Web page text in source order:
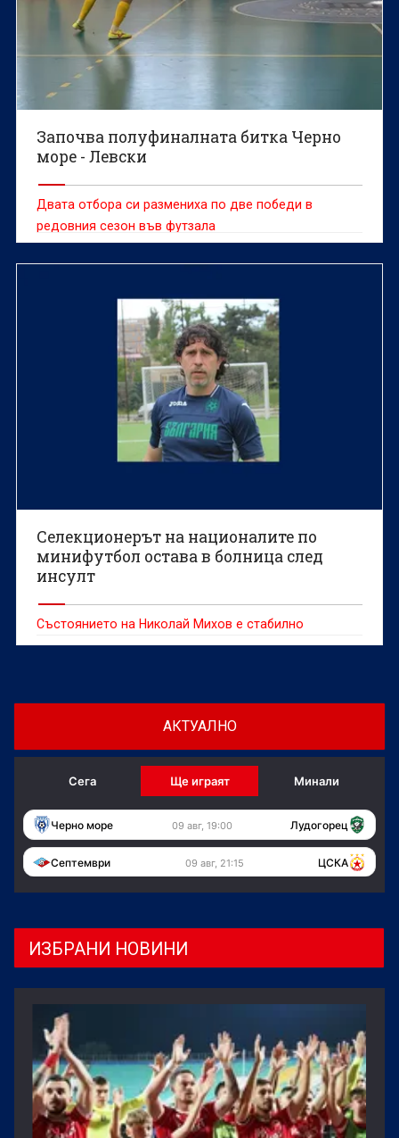
Започва полуфиналната битка Черно
море - Левски
Двата отбора си размениха по две победи в
редовния сезон във футзала
Селекционерът на националите по
минифутбол остава в болница след
инсулт
Състоянието на Николай Михов е стабилно
АКТУАЛНО
Сега Ще играят Минали
Черно море 09 авг, 19:00 Лудогорец
Септември 09 авг, 21:15 ЦСКА
ИЗБРАНИ НОВИНИ